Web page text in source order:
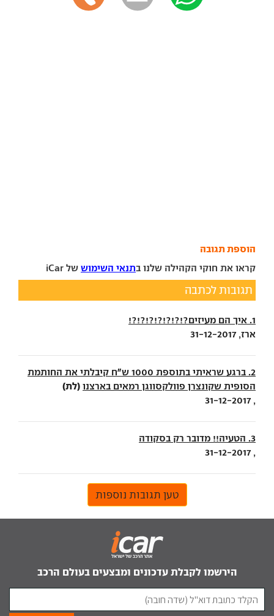
הוספת תגובה
קראו את חוקי הקהילה שלנו בתנאי השימוש של iCar
תגובות לכתבה
1. איך הם מעיזים?!?!?!?!?!?!?!
ארז, 31-12-2017
2. ברגע שראיתי בתוספת 1000 ש"ח קיבלתי את החותמת
הסופית שקונצרן פוולקסווגן רמאים בארצנו (לת)
, 31-12-2017
3. הטעיה!! מדובר רק בסקודה
, 31-12-2017
טען תגובות נוספות
הירשמו לקבלת עדכונים ומבצעים בעולם הרכב